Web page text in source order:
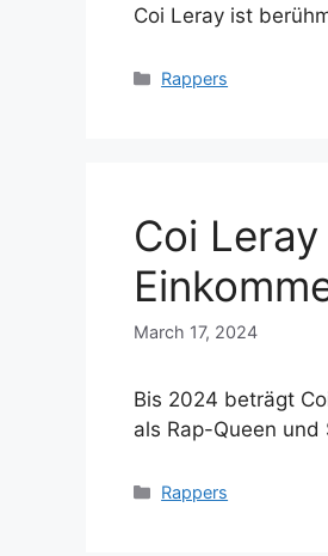
Coi Leray ist
Categories
Rappers
Coi
March 17, 2024
Bis 2024 beträgt
als Rap-Queen
Categories
Rappers